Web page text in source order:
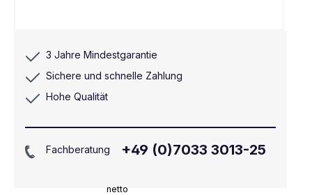
netto
3 Jahre Mindestgarantie
Sichere und schnelle Zahlung
Hohe Qualität
Fachberatung +49 (0)7033 3013-25